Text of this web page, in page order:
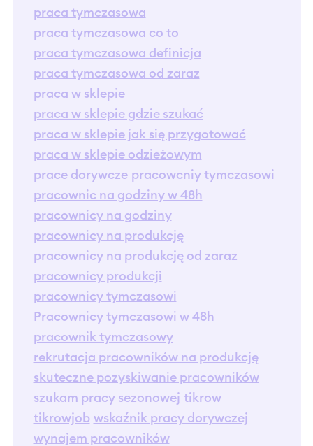
praca tymczasowa
praca tymczasowa co to
praca tymczasowa definicja
praca tymczasowa od zaraz
praca w sklepie
praca w sklepie gdzie szukać
praca w sklepie jak się przygotować
praca w sklepie odzieżowym
prace dorywcze pracowcniy tymczasowi
pracownic na godziny w 48h
pracownicy na godziny
pracownicy na produkcję
pracownicy na produkcję od zaraz
pracownicy produkcji
pracownicy tymczasowi
Pracownicy tymczasowi w 48h
pracownik tymczasowy
rekrutacja pracowników na produkcję
skuteczne pozyskiwanie pracowników
szukam pracy sezonowej tikrow
tikrowjob wskaźnik pracy dorywczej
wynajem pracowników